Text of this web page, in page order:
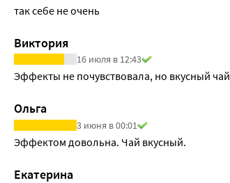
так себе не очень
Виктория
16 июля в 12:43
Эффекты не почувствовала, но вкусный чай
Ольга
3 июня в 00:01
Эффектом довольна. Чай вкусный.
Екатерина